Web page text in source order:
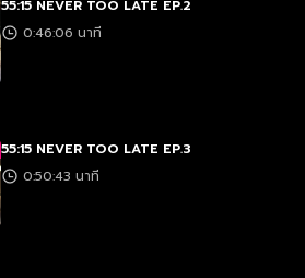
55:15 NEVER TOO LATE EP.2
0:46:06 นาที
55:15 NEVER TOO LATE EP.3
0:50:43 นาที